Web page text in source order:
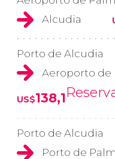
Alcudia
Porto de Alcudia
Aeroporto de
US$138,1
Porto de Alcudia
Porto de